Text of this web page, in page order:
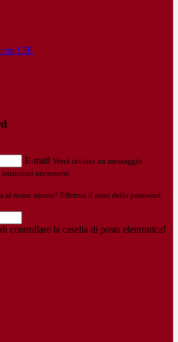
CIE
E-mail Verrà inviato un messaggio
necessarie.
al nome utente? Effettua il reset della password
controllare la casella di posta elettronica!